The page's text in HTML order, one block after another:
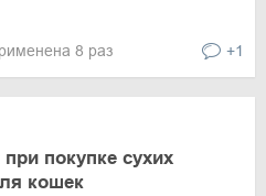
8 раз +1
покупке сухих
кошек